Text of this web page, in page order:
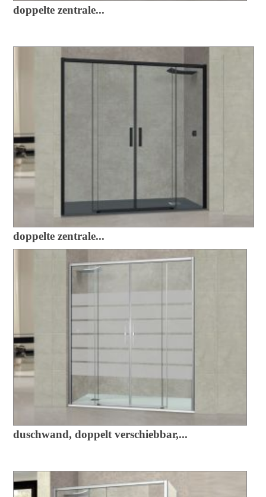
doppelte zentrale...
doppelte zentrale...
duschwand, doppelt verschiebbar,...